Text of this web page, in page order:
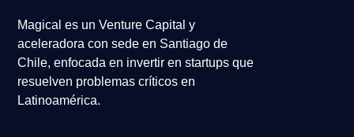
Magical es un Venture Capital y
aceleradora con sede en Santiago de
Chile, enfocada en invertir en startups que
resuelven problemas críticos en
Latinoamérica.